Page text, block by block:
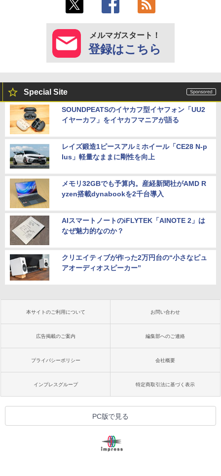
メルマガスタート！
登録はこちら
Special Site
SOUNDPEATSのイヤカフ型イヤフォン「UU2
イヤーカフ」をイヤカフマニアが語る
レイズ鍛造1ピースアルミホイール「CE28 N-p
lus」軽量なままに剛性を向上
メモリ32GBでも予算内。産経新聞社がAMD R
yzen搭載dynabookを2千台導入
AIスマートノートのiFLYTEK「AINOTE 2」は
なぜ魅力的なのか？
クリエイティブが作った2万円台の“小さなピュ
アオーディオスピーカー”
本サイトのご利用について お問い合わせ
広告掲載のご案内 編集部へのご連絡
プライバシーポリシー 会社概要
インプレスグループ 特定商取引法に基づく表示
PC版で見る